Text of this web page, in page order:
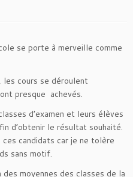
se porte à merveille comme
les cours se déroulent
presque achevés.
d’examen et leurs élèves
d’obtenir le résultat souhaité.
candidats car je ne tolère
sans motif.
moyennes des classes de la